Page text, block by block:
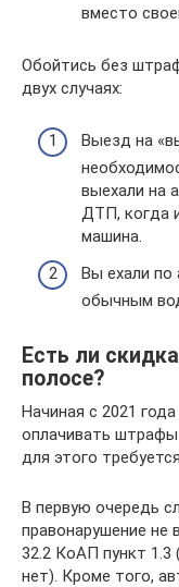
вместо
Обойтись без
двух случаях:
Выезд на
выехали на
ДТП, когда
машина.
Вы ехали по
обычным
Есть ли
полосе?
Начиная с 2021
оплачивать штрафы
для этого
В первую очередь
правонарушение не
32.2 КоАП пункт 1.3
нет). Кроме того,